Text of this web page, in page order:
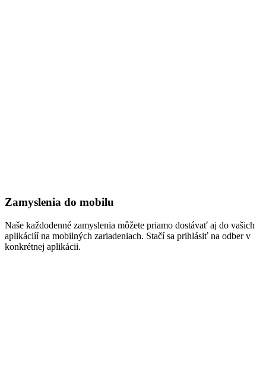
Zamyslenia do mobilu
Naše každodenné zamyslenia môžete priamo dostávať aj do vašich
aplikáciíí na mobilných zariadeniach. Stačí sa prihlásiť na odber v
konkrétnej aplikácii.